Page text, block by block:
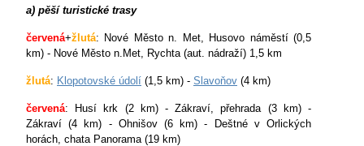
a) pěší turistické trasy
červená+žlutá: Nové Město n. Met, Husovo náměstí (0,5
km) - Nové Město n.Met, Rychta (aut. nádraží) 1,5 km
žlutá: Klopotovské údolí (1,5 km) - Slavoňov (4 km)
červená: Husí krk (2 km) - Zákraví, přehrada (3 km) -
Zákraví (4 km) - Ohnišov (6 km) - Deštné v Orlických
horách, chata Panorama (19 km)